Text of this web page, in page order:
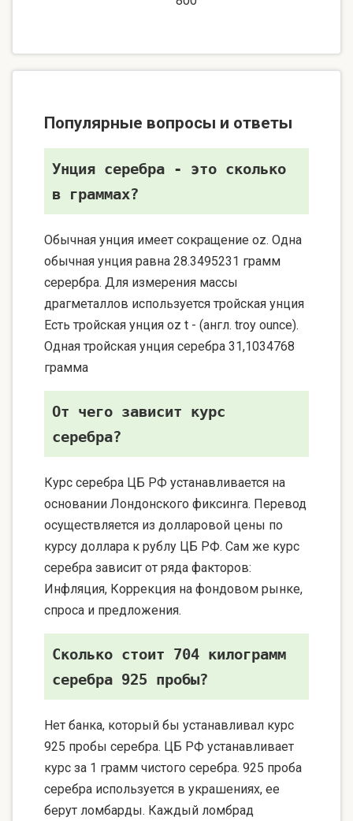
Популярные вопросы и ответы
Унция серебра - это сколько
в граммах?
Обычная унция имеет сокращение oz. Одна
обычная унция равна 28.3495231 грамм
серербра. Для измерения массы
драгметаллов используется тройская унция
Есть тройская унция oz t - (англ. troy ounce).
Одная тройская унция серебра 31,1034768
грамма
От чего зависит курс
серебра?
Курс серебра ЦБ РФ устанавливается на
основании Лондонского фиксинга. Перевод
осуществляется из долларовой цены по
курсу доллара к рублу ЦБ РФ. Сам же курс
серебра зависит от ряда факторов:
Инфляция, Коррекция на фондовом рынке,
спроса и предложения.
Сколько стоит 704 килограмм
серебра 925 пробы?
Нет банка, который бы устанавливал курс
925 пробы серебра. ЦБ РФ устанавливает
курс за 1 грамм чистого серебра. 925 проба
серебра используется в украшениях, ее
берут ломбарды. Каждый ломбрад